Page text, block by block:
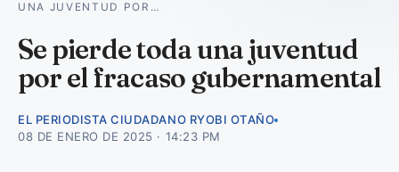
UNA JUVENTUD POR…
Se pierde toda una juventud
por el fracaso gubernamental
EL PERIODISTA CIUDADANO RYOBI OTAÑO
08 DE ENERO DE 2025 · 14:23 PM